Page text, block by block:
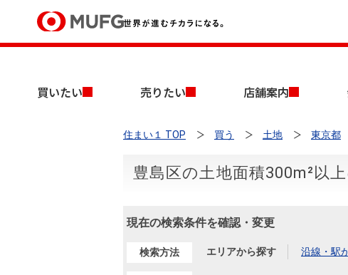
買いたい 売りたい 店舗案内
買いたいTOP
中古マンションを探す
売りたいTOP
無料査定
店舗案内TOP
会社情報TOP
採用情報TOP
売りたい
住まい１ TOP 買う 土地 東京都
豊島区の土地面積300m²以
現在の検索条件を確認・変更
検索方法 エリアから探す 沿線・駅